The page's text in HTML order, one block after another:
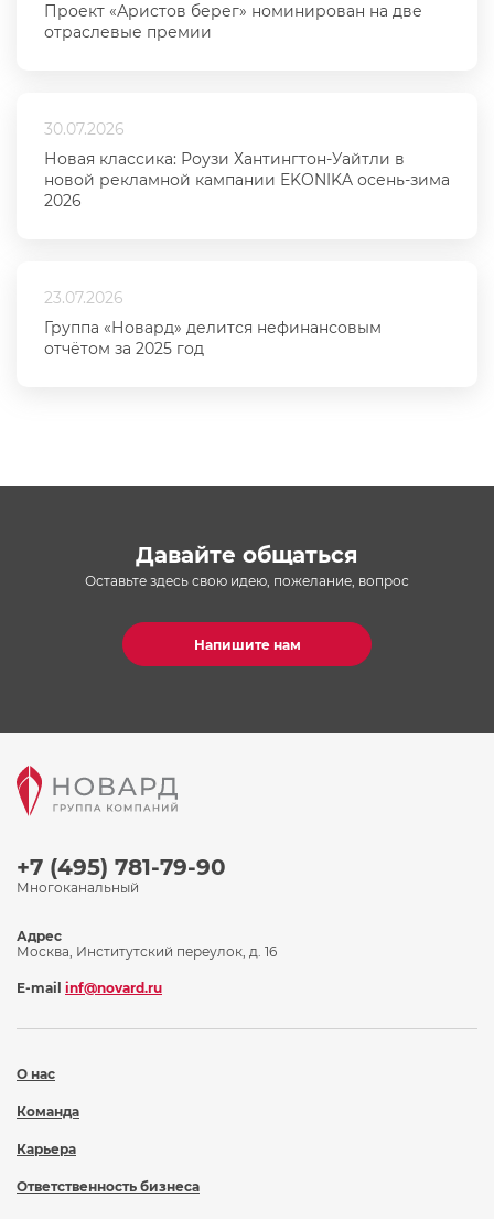
Проект «Аристов берег» номинирован на две
отраслевые премии
30.07.2026
Новая классика: Роузи Хантингтон-Уайтли в
новой рекламной кампании EKONIKA осень-зима
2026
23.07.2026
Группа «Новард» делится нефинансовым
отчётом за 2025 год
Давайте общаться
Оставьте здесь свою идею, пожелание, вопрос
Напишите нам
+7 (495) 781-79-90
Многоканальный
О нас
Команда
Карьера
Ответственность бизнеса
Адрес
Москва, Институтский переулок, д. 16
E-mail inf@novard.ru